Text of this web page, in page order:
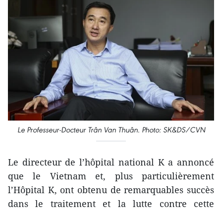
Le Professeur-Docteur Trân Van Thuân. Photo: SK&DS/CVN
Le directeur de l’hôpital national K a annoncé
que le Vietnam et, plus particulièrement
l’Hôpital K, ont obtenu de remarquables succès
dans le traitement et la lutte contre cette